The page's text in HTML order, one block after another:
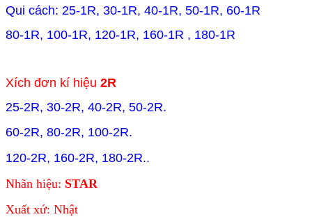
Qui cách: 25-1R, 30-1R, 40-1R, 50-1R, 60-1R
80-1R, 100-1R, 120-1R, 160-1R , 180-1R
Xích đơn kí hiệu 2R
25-2R, 30-2R, 40-2R, 50-2R.
60-2R, 80-2R, 100-2R.
120-2R, 160-2R, 180-2R..
Nhãn hiệu: STAR
Xuất xứ: Nhật